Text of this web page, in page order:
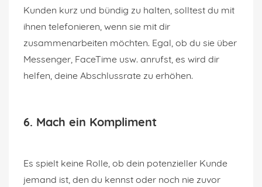
Kunden kurz und bündig zu halten, solltest du mit
ihnen telefonieren, wenn sie mit dir
zusammenarbeiten möchten. Egal, ob du sie über
Messenger, FaceTime usw. anrufst, es wird dir
helfen, deine Abschlussrate zu erhöhen.
6. Mach ein Kompliment
Es spielt keine Rolle, ob dein potenzieller Kunde
jemand ist, den du kennst oder noch nie zuvor